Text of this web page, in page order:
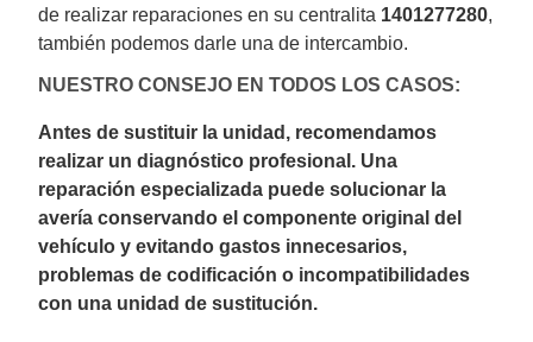
de realizar reparaciones en su centralita 1401277280,
también podemos darle una de intercambio.
NUESTRO CONSEJO EN TODOS LOS CASOS:
Antes de sustituir la unidad, recomendamos
realizar un diagnóstico profesional. Una
reparación especializada puede solucionar la
avería conservando el componente original del
vehículo y evitando gastos innecesarios,
problemas de codificación o incompatibilidades
con una unidad de sustitución.